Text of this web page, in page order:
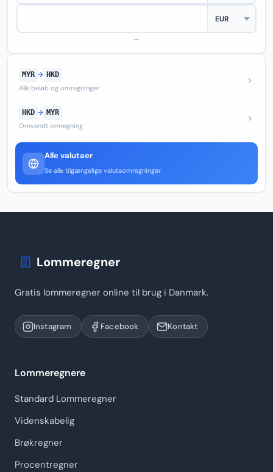
—
MYR → HKD
Alle beløb og omregninger
HKD → MYR
Omvendt omregning
Alle valutaer
Se alle tilgængelige valutaomregninger
Lommeregner
Gratis lommeregner online til brug i Danmark.
Instagram Facebook Kontakt
Lommeregnere
Standard Lommeregner
Videnskabelig
Brøkregner
Procentregner